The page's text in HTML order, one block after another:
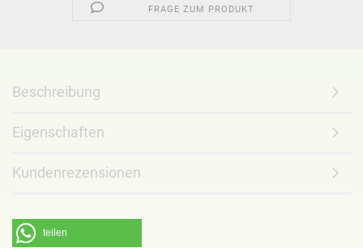
FRAGE ZUM PRODUKT
Beschreibung
Eigenschaften
Kundenrezensionen
teilen